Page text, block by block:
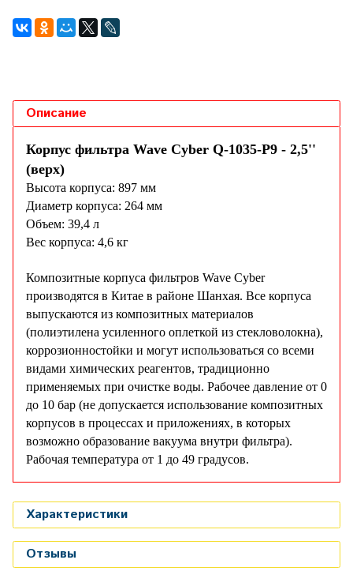
Описание
Корпус фильтра Wave Cyber Q-1035-Р9 - 2,5''
(верх)
Высота корпуса: 897 мм
Диаметр корпуса: 264 мм
Объем: 39,4 л
Вес корпуса: 4,6 кг
Композитные корпуса фильтров Wave Cyber
производятся в Китае в районе Шанхая. Все корпуса
выпускаются из композитных материалов
(полиэтилена усиленного оплеткой из стекловолокна),
коррозионностойки и могут использоваться со всеми
видами химических реагентов, традиционно
применяемых при очистке воды. Рабочее давление от 0
до 10 бар (не допускается использование композитных
корпусов в процессах и приложениях, в которых
возможно образование вакуума внутри фильтра).
Рабочая температура от 1 до 49 градусов.
Характеристики
Отзывы